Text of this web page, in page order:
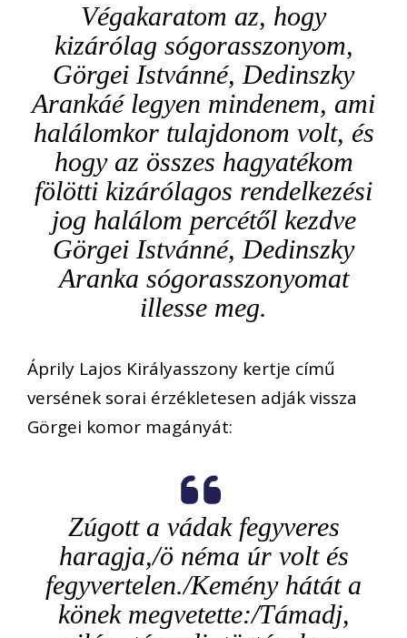
Végakaratom az, hogy
kizárólag sógorasszonyom,
Görgei Istvánné, Dedinszky
Arankáé legyen mindenem, ami
halálomkor tulajdonom volt, és
hogy az összes hagyatékom
fölötti kizárólagos rendelkezési
jog halálom percétől kezdve
Görgei Istvánné, Dedinszky
Aranka sógorasszonyomat
illesse meg.
Áprily Lajos Királyasszony kertje című
versének sorai érzékletesen adják vissza
Görgei komor magányát:
Zúgott a vádak fegyveres
haragja,/ö néma úr volt és
fegyvertelen./Kemény hátát a
könek megvetette:/Támadj,